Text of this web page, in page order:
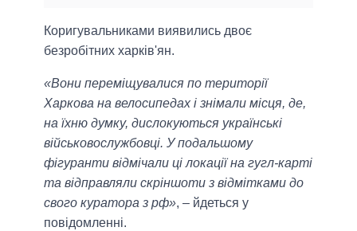
Коригувальниками виявились двоє
безробітних харків'ян.
«Вони переміщувалися по території
Харкова на велосипедах і знімали місця, де,
на їхню думку, дислокуються українські
військовослужбовці. У подальшому
фігуранти відмічали ці локації на гугл-карті
та відправляли скріншоти з відмітками до
свого куратора з рф», – йдеться у
повідомленні.